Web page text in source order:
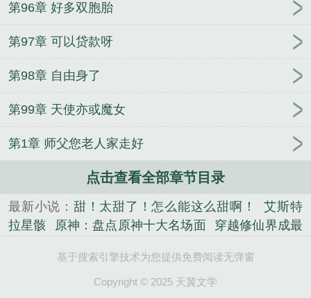
第96章 好多双胞胎
第97章 可以贷款呀
第98章 自由身了
第99章 天使亦或魔女
第1章 师父您老人家走好
点击查看全部章节目录
最新小说： 甜！太甜了！怎么能这么甜啊！
艾斯特
拉星骸
原神：盘点原神十大名场面
穿越修仙界成最
行：这个带系统的只想躺平 大秦血衣侯：我以杀敌
双穿记你的人生我接了 快穿：冷面大佬的独
基于搜索引擎技术为您提供免费阅读无弹窗
Copyright © 2025 天翼文学